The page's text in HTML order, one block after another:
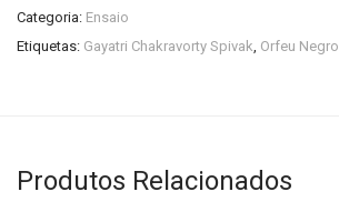
Categoria: Ensaio
Etiquetas: Gayatri Chakravorty Spivak, Orfeu Negro
Produtos Relacionados